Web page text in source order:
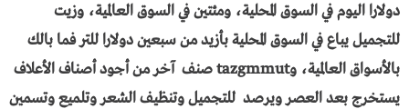
دولارا اليوم في السوق المحلية، ومئتين في السوق العالمية، وزيت
للتجميل يباع في السوق المحلية بأزيد من سبعين دولارا للتر فما بالك
بالأسواق العالمية، وtazgmmut صنف آخر من أجود أصناف الأعلاف
يستخرج بعد العصر ويرصد للتجميل وتنظيف الشعر وتلميع وتسمين